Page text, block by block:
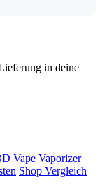
in deine
Vape Vaporizer
Shop Vergleich